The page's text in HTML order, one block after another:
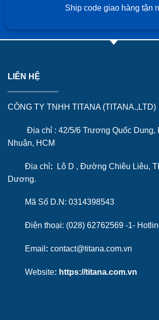
Ship code giao hàng tận
LIÊN HỆ
CÔNG TY TNHH TITANA (TITANA.,LTD)
Địa chỉ : 42/5/6 Trương Quốc Dung,
Nhuận, HCM
Địa chỉ:
Lô D , Đường Chiêu Liêu,
Dương.
Mã Số D.N: 0314398543
Điện thoại: (028) 62762569 -1-
Email : contact@titana.com.vn
Website: https://titana.com.vn